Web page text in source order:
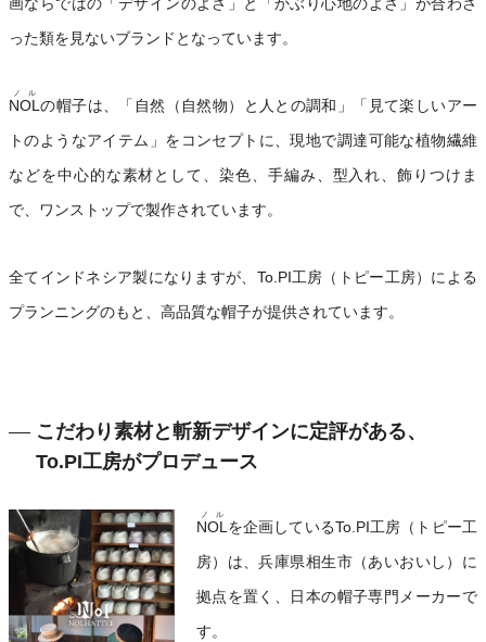
った類を見ないブランドとなっています。
NOL
ノル
の帽子は、「自然（自然物）と人との調和」「見て楽しいアー
トのようなアイテム」をコンセプトに、現地で調達可能な植物繊維
などを中心的な素材として、染色、手編み、型入れ、飾りつけま
で、ワンストップで製作されています。
全てインドネシア製になりますが、To.PI工房（トピー工房）による
プランニングのもと、高品質な帽子が提供されています。
こだわり素材と斬新デザインに定評がある、
To.PI工房がプロデュース
NOL
ノル
を企画しているTo.PI工房（トピー工
房）は、兵庫県相生市（あいおいし）に
拠点を置く、日本の帽子専門メーカーで
す。